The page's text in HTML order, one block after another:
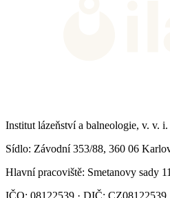
Institut lázeňství a balneologie, v. v. i.
Sídlo: Závodní 353/88, 360 06
Hlavní pracoviště: Smetanovy sady
IČO: 08122539 · DIČ: CZ08122539